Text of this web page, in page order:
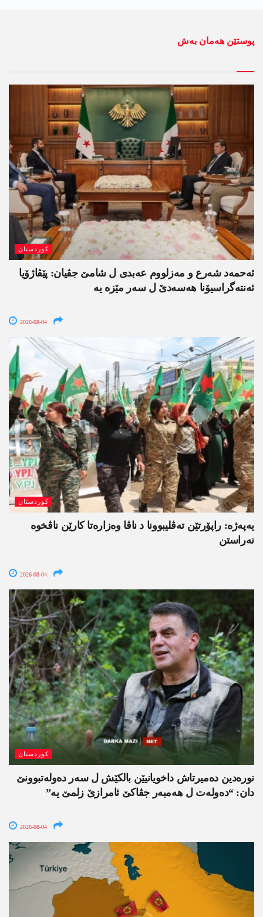
پوستێن ھەمان بەش
کوردستان
ئەحمەد شەرع و مەزلووم عەبدی ل شامێ جڤیان: پێڤاژۆیا
ئەنتەگراسیۆنا ھەسەدێ ل سەر مێزە یە
2026-08-04
کوردستان
یەپەژە: راپۆرتێن تەڤلیبوونا د ناڤا وەزارەتا کارێن ناڤخوە
نەراستن
2026-08-04
کوردستان
نورەدین دەمیرتاش داخویانیێن بالکێش ل سەر دەولەتبوونێ
دان: “دەولەت ل ھەمبەر جڤاکێ ئامرازێ زلمێ یە”
2026-08-04